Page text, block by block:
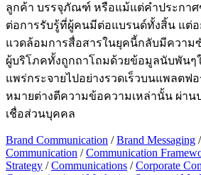
ลูกค้า บรรจุภัณฑ์ หรือแม้แต่คำประกาศ
ต่อการรับรู้ที่ผู้คนมีต่อแบรนด์ทั้งสิ้น แต่อ
แวดล้อมการสื่อสารในยุคนี้กลับมีความ
ผู้บริโภคทั้งถูกถาโถมด้วยข้อมูลนับพันๆ
แพร่กระจายไปอย่างรวดเร็วบนแพลตฟ
หมายต่างตีความข้อความเหล่านั้น ผ่า
เชื่อส่วนบุคคล
Brand Communication /Brand Messaging /
Communication /Communication
Strategy /Communications /Corporate